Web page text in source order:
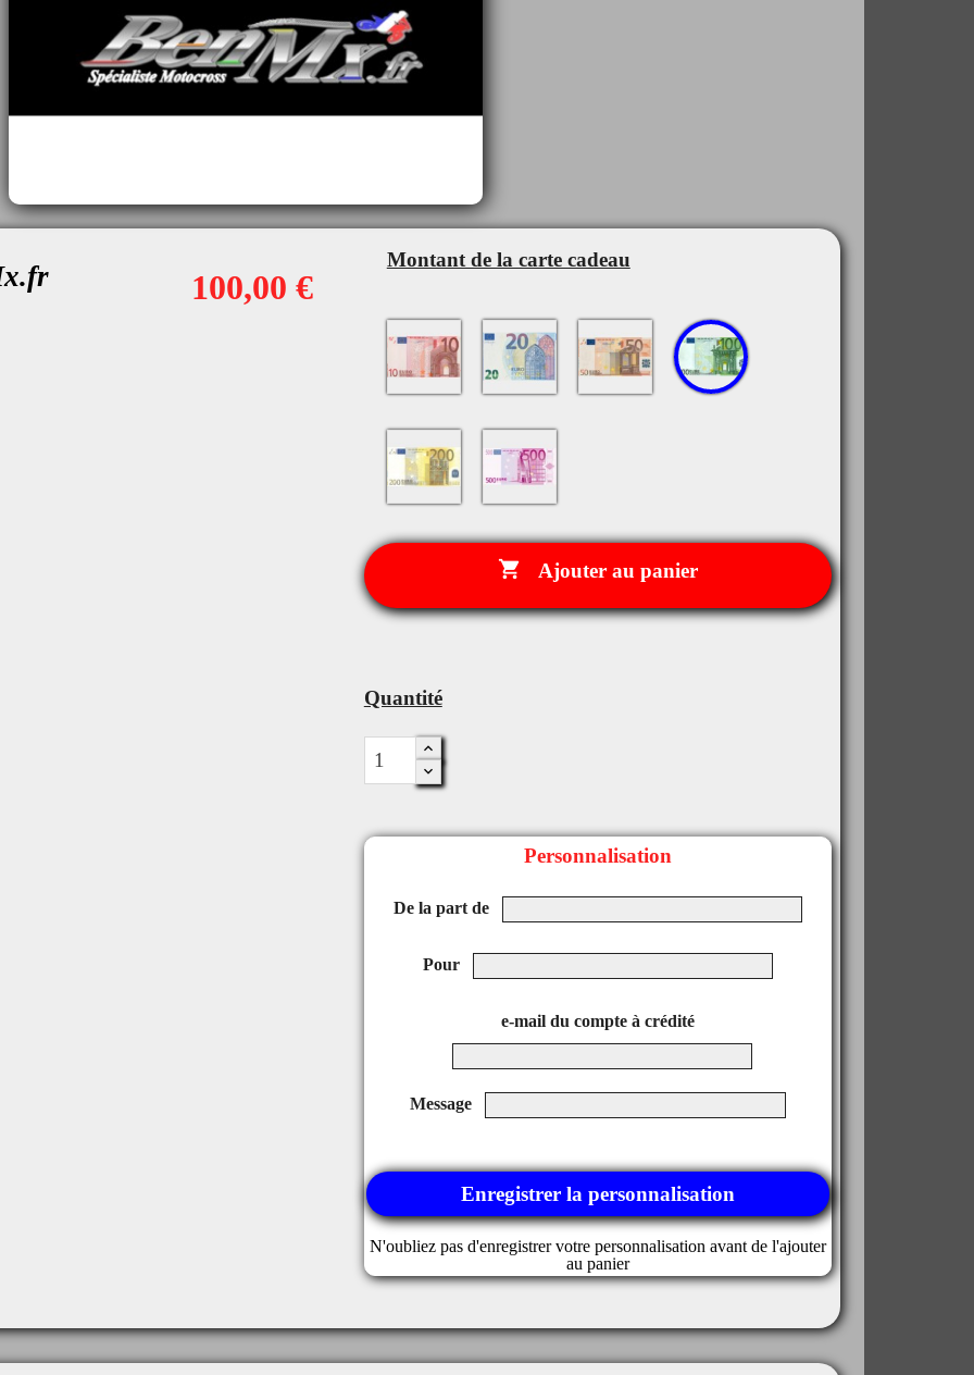
100,00 €
Montant de la carte cadeau
10€ 20€ 50€ 100€
200€ 500€
 Ajouter au panier
Quantité
Personnalisation
De la part de
Pour
e-mail du compte à crédité
Message
Enregistrer la personnalisation
N'oubliez pas d'enregistrer votre personnalisation avant de l'ajouter
au panier